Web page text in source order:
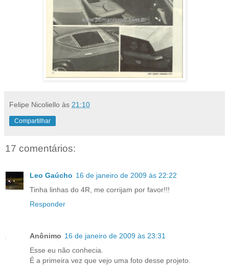
Felipe Nicoliello às 21:10
Compartilhar
17 comentários:
Leo Gaúcho 16 de janeiro de 2009 às 22:22
Tinha linhas do 4R, me corrijam por favor!!!
Responder
Anônimo 16 de janeiro de 2009 às 23:31
Esse eu não conhecia.
É a primeira vez que vejo uma foto desse projeto.